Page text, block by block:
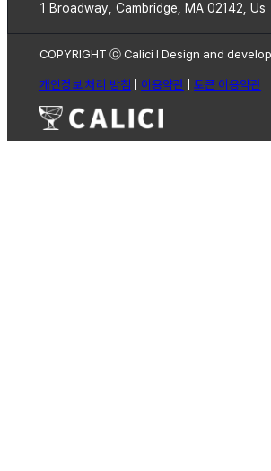
1 Broadway, Cambridge, MA 02142, Us
COPYRIGHT ⓒ Calici l Design and
개인정보 처리 방침 이용약관 |토큰 이용약관